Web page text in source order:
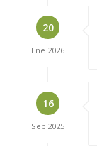
20
Ene 2026
16
Sep 2025